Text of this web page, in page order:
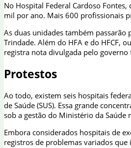
No Hospital Federal Cardoso
mil por ano. Mais 600 profissionais
As duas unidades também passarão
Trindade. Além do HFA e do HFCF,
registra nota divulgada pelo governo
Protestos
Ao todo, existem seis hospitais
de Saúde (SUS). Essa grande
sob a gestão do Ministério da Saúde
Embora considerados hospitais de
registros de problemas variados